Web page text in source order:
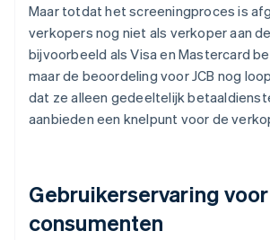
Maar totdat het screeningproces is
verkopers nog niet als verkoper aan
bijvoorbeeld als Visa en Mastercard
maar de beoordeling voor JCB nog
dat ze alleen gedeeltelijk
aanbieden een knelpunt voor de
Gebruikerservaring voor
consumenten